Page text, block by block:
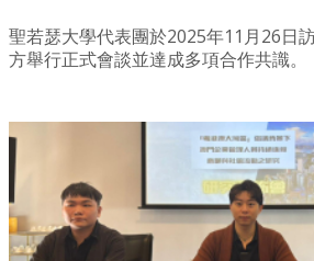
聖若瑟大學代表團於2025年11月26日
方舉行正式會談並達成多項合作共識。